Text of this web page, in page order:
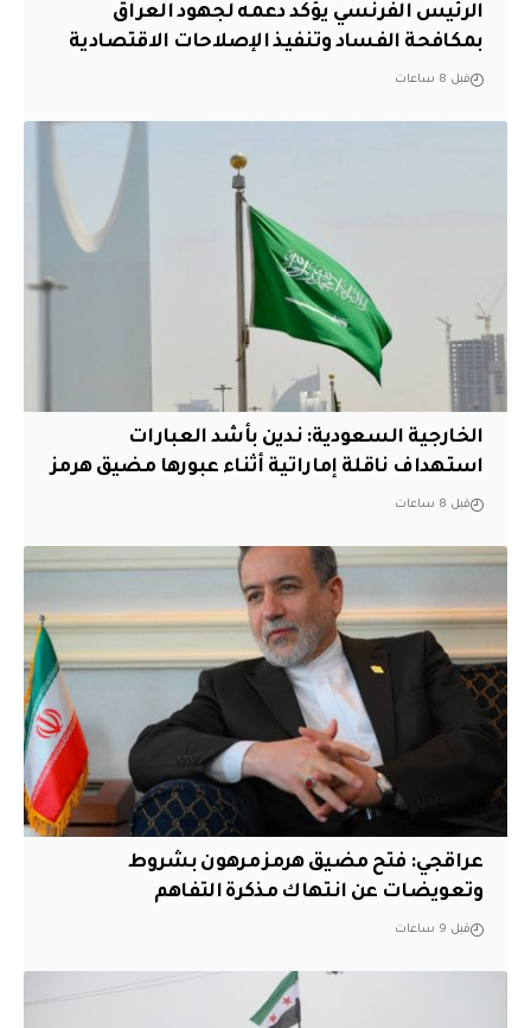
الرئيس الفرنسي يؤكد دعمه لجهود العراق
بمكافحة الفساد وتنفيذ الإصلاحات الاقتصادية
قبل 8 ساعات
‏الخارجية السعودية: ندين بأشد العبارات
استهداف ناقلة إماراتية أثناء عبورها مضيق هرمز
قبل 8 ساعات
عراقجي: فتح مضيق هرمز مرهون بشروط
وتعويضات عن انتهاك مذكرة التفاهم
قبل 9 ساعات